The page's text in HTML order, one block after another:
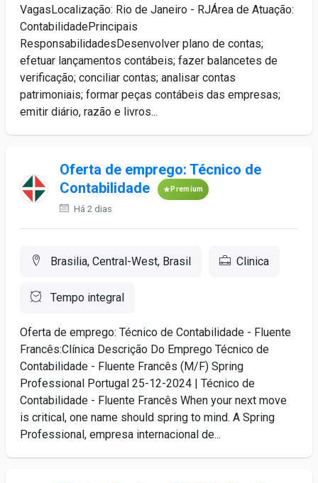
VagasLocalização: Rio de Janeiro - RJÁrea de Atuação:
ContabilidadePrincipais
ResponsabilidadesDesenvolver plano de contas;
efetuar lançamentos contábeis; fazer balancetes de
verificação; conciliar contas; analisar contas
patrimoniais; formar peças contábeis das empresas;
emitir diário, razão e livros...
Oferta de emprego: Técnico de
Contabilidade
Premium
Há 2 dias
Brasilia, Central-West, Brasil Clinica
Tempo integral
Oferta de emprego: Técnico de Contabilidade - Fluente
Francês:Clínica Descrição Do Emprego Técnico de
Contabilidade - Fluente Francês (M/F) Spring
Professional Portugal 25-12-2024 | Técnico de
Contabilidade - Fluente Francês When your next move
is critical, one name should spring to mind. A Spring
Professional, empresa internacional de...